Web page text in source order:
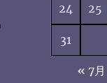
24 25
31
« 7月